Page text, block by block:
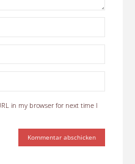
in my browser for next time I